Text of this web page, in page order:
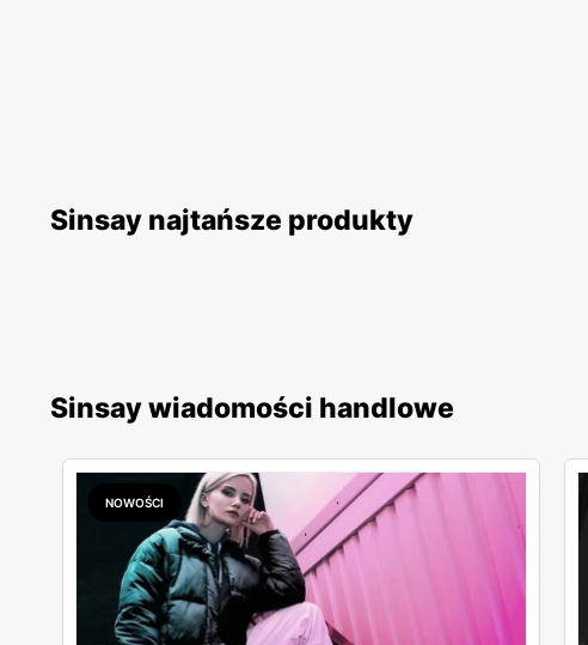
Sinsay najtańsze produkty
Sinsay wiadomości handlowe
NOWOŚCI